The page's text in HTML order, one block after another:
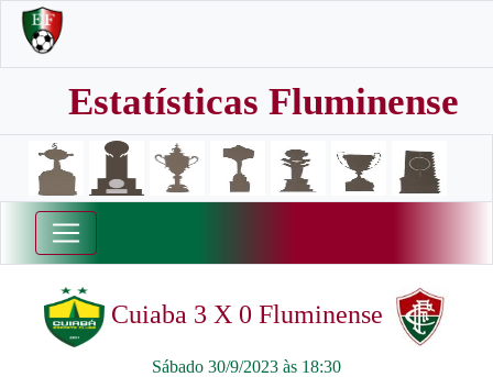
Estatísticas Fluminense
Cuiaba 3 X 0 Fluminense
Sábado 30/9/2023 às 18:30